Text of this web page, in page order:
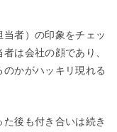
者）の印象をチェッ
は会社の顔であり、
かがハッキリ現れる
後も付き合いは続き